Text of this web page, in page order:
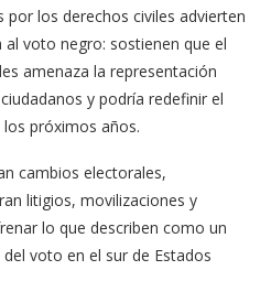
los derechos civiles advierten
voto negro: sostienen que el
amenaza la representación
y podría redefinir el
próximos años.
cambios electorales,
litigios, movilizaciones y
lo que describen como un
voto en el sur de Estados